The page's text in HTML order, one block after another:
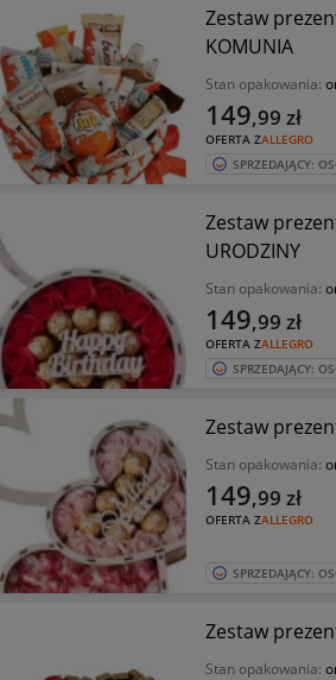
Zestaw
KOMUNIA
Stan opakowania:
OFERTA ZALLEGRO
149,99 zł
SPRZEDAJĄCY:
Zestaw
URODZINY
Stan opakowania:
OFERTA ZALLEGRO
149,99 zł
SPRZEDAJĄCY:
Zestaw
Stan opakowania:
OFERTA ZALLEGRO
149,99 zł
SPRZEDAJĄCY:
Zestaw
Stan opakowania: